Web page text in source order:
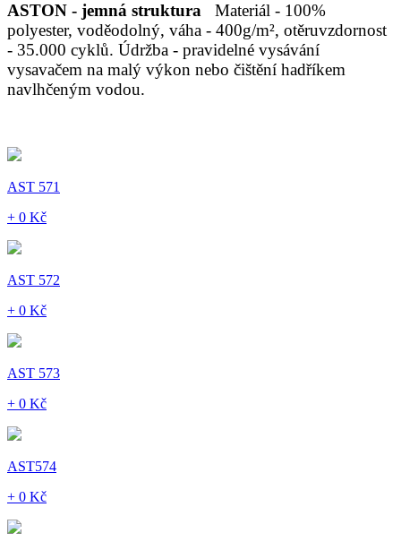
ASTON - jemná struktura
Materiál - 100%
polyester, voděodolný, váha - 400g/m², otěruvzdornost
- 35.000 cyklů. Údržba - pravidelné vysávání
vysavačem na malý výkon nebo čištění hadříkem
navlhčeným vodou.
AST 571
+ 0 Kč
AST 572
+ 0 Kč
AST 573
+ 0 Kč
AST574
+ 0 Kč